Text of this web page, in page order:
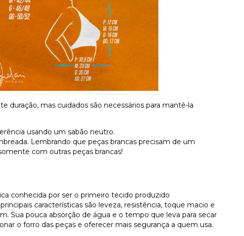
duração, mas cuidados são necessários para mantê-la
usando um sabão neutro.
Lembrando que peças brancas precisam de um
com outras peças brancas!
conhecida por ser o primeiro tecido produzido
características são leveza, resistência, toque macio e
Sua pouca absorção de água e o tempo que leva para secar
o forro das peças e oferecer mais segurança a quem usa.